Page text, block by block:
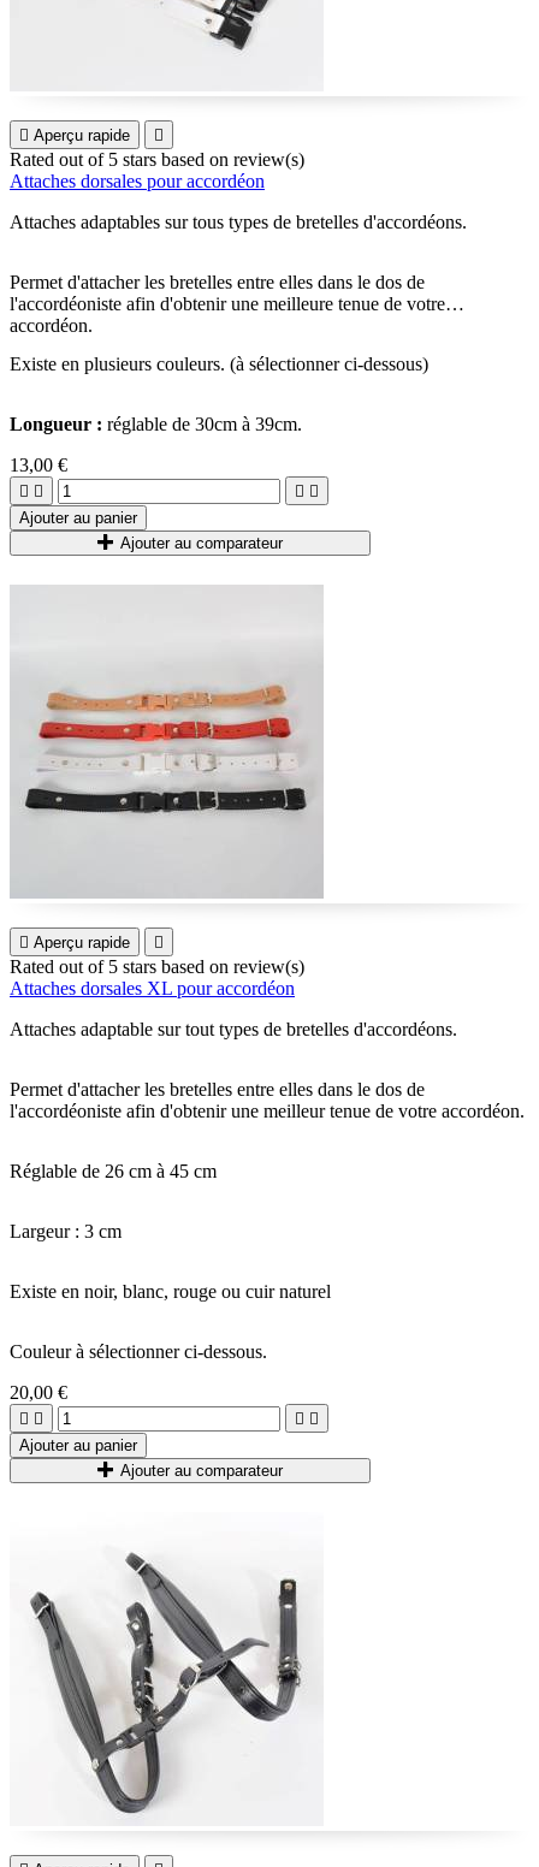
 Aperçu rapide 
Rated out of 5 stars based on review(s)
Attaches dorsales pour accordéon
Attaches adaptables sur tous types de bretelles d'accordéons.
Permet d'attacher les bretelles entre elles dans le dos de
l'accordéoniste afin d'obtenir une meilleure tenue de votre
accordéon.
Existe en plusieurs couleurs. (à sélectionner ci-dessous)
Longueur : réglable de 30cm à 39cm.
13,00 €
   
Ajouter au panier
Ajouter au comparateur
 Aperçu rapide 
Rated out of 5 stars based on review(s)
Attaches dorsales XL pour accordéon
Attaches adaptable sur tout types de bretelles d'accordéons.
Permet d'attacher les bretelles entre elles dans le dos de
l'accordéoniste afin d'obtenir une meilleur tenue de votre accordéon.
Réglable de 26 cm à 45 cm
Largeur : 3 cm
Existe en noir, blanc, rouge ou cuir naturel
Couleur à sélectionner ci-dessous.
20,00 €
   
Ajouter au panier
Ajouter au comparateur